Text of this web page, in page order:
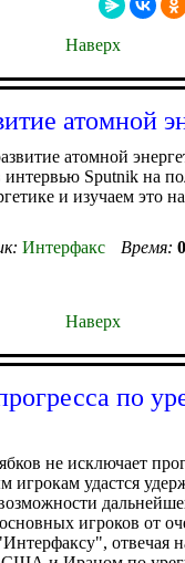
Наверх
атомной
атомной
интервью Sputnik
и изучаем это
Интерфакс Время:
Наверх
по
не исключает
удастся
игроков от
отвечая